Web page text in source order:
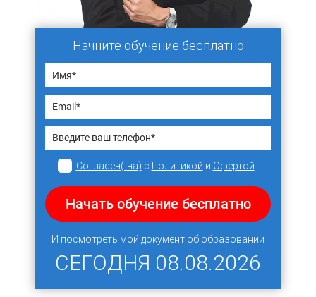
Начните обучение бесплатно
Согласен(-на) с Политикой и Офертой
Начать обучение бесплатно
И посмотреть мой документ об образовании
СЕГОДНЯ 08.08.2026